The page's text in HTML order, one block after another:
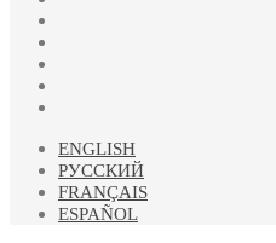
ENGLISH
РУССКИЙ
FRANÇAIS
ESPAÑOL